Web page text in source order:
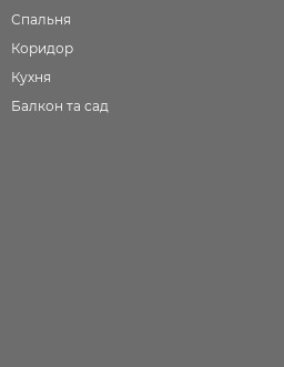
Спальня
Коридор
Кухня
Балкон та сад